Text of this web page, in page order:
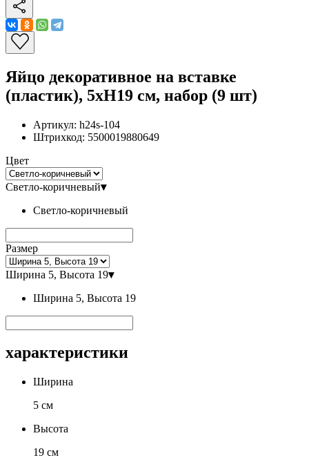
Яйцо декоративное на вставке
(пластик), 5хН19 см, набор (9 шт)
Артикул: h24s-104
Штрихкод: 5500019880649
Цвет
Светло-коричневый▾
Светло-коричневый
Размер
Ширина 5, Высота 19▾
Ширина 5, Высота 19
характеристики
Ширина
5 см
Высота
19 см